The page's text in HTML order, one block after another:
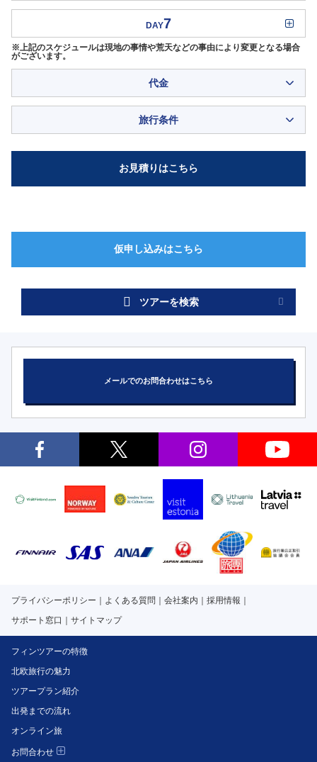
DAY7
※上記のスケジュールは現地の事情や荒天などの事由により変更となる場合
がございます。
代金
旅行条件
ツアーを検索
メールでのお問合わせはこちら
プライバシーポリシー よくある質問 会社案内
採用情報
サポート窓口
サイトマップ
フィンツアーの特徴
北欧旅行の魅力
ツアープラン紹介
出発までの流れ
オンライン旅
お問合わせ